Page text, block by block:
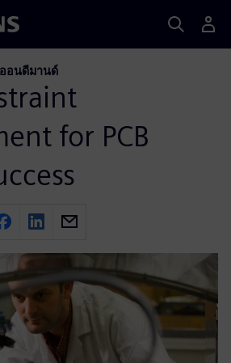
อนดีมานด์
for PCB